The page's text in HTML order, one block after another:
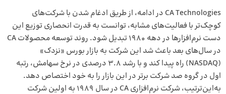
CA Technologies در ادامه، از طریق ادغام شدن با شرکت‌های
کوچک‌تر با فعالیت‌های مشابه، توانست به قدرت انحصاری توزیع این
دست نرم‌افزار‌ها در دهه ۱۹۸۰ تبدیل شود. روند توسعه محصولات CA
در سال‌های بعد باعث شد این شرکت به بازار بورس «نزدک»
(NASDAQ) راه پیدا کند و با رشد 3.8 درصدی در نرخ سهامش، رتبه
اول در گروه صد شرکت بر‌تر در این بازار را به خود اختصاص دهد.
به‌این‌ترتیب، شرکت نرم‌افزاری CA در سال 1989 به اولین شرکت